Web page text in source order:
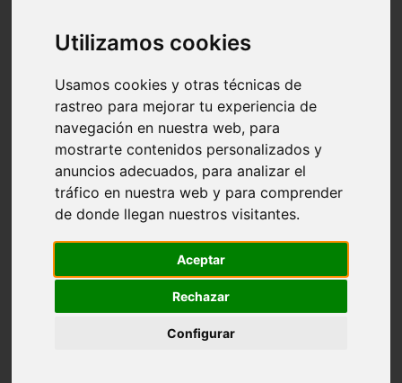
Utilizamos cookies
Usamos cookies y otras técnicas de
rastreo para mejorar tu experiencia de
navegación en nuestra web, para
mostrarte contenidos personalizados y
anuncios adecuados, para analizar el
tráfico en nuestra web y para comprender
de donde llegan nuestros visitantes.
Aceptar
Rechazar
Configurar
Valencia - chiva
Murcia - calasparra
Valencia - sagunt
Asturias - ribadesella
Castellón - benicàssim
Alicante - el-campello
Cádiz - rota
Madrid - las-rozas-de-madrid
Ciudad-real - ciudad-real
Madrid - tres-cantos
Las-palmas - yaiza
Alicante - elx